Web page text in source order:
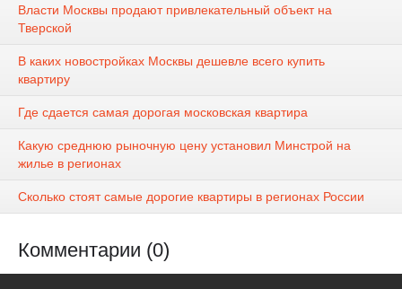
Власти Москвы продают привлекательный объект на
Тверской
В каких новостройках Москвы дешевле всего купить
квартиру
Где сдается самая дорогая московская квартира
Какую среднюю рыночную цену установил Минстрой на
жилье в регионах
Сколько стоят самые дорогие квартиры в регионах России
Комментарии (0)